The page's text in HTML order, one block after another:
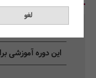
این دوره